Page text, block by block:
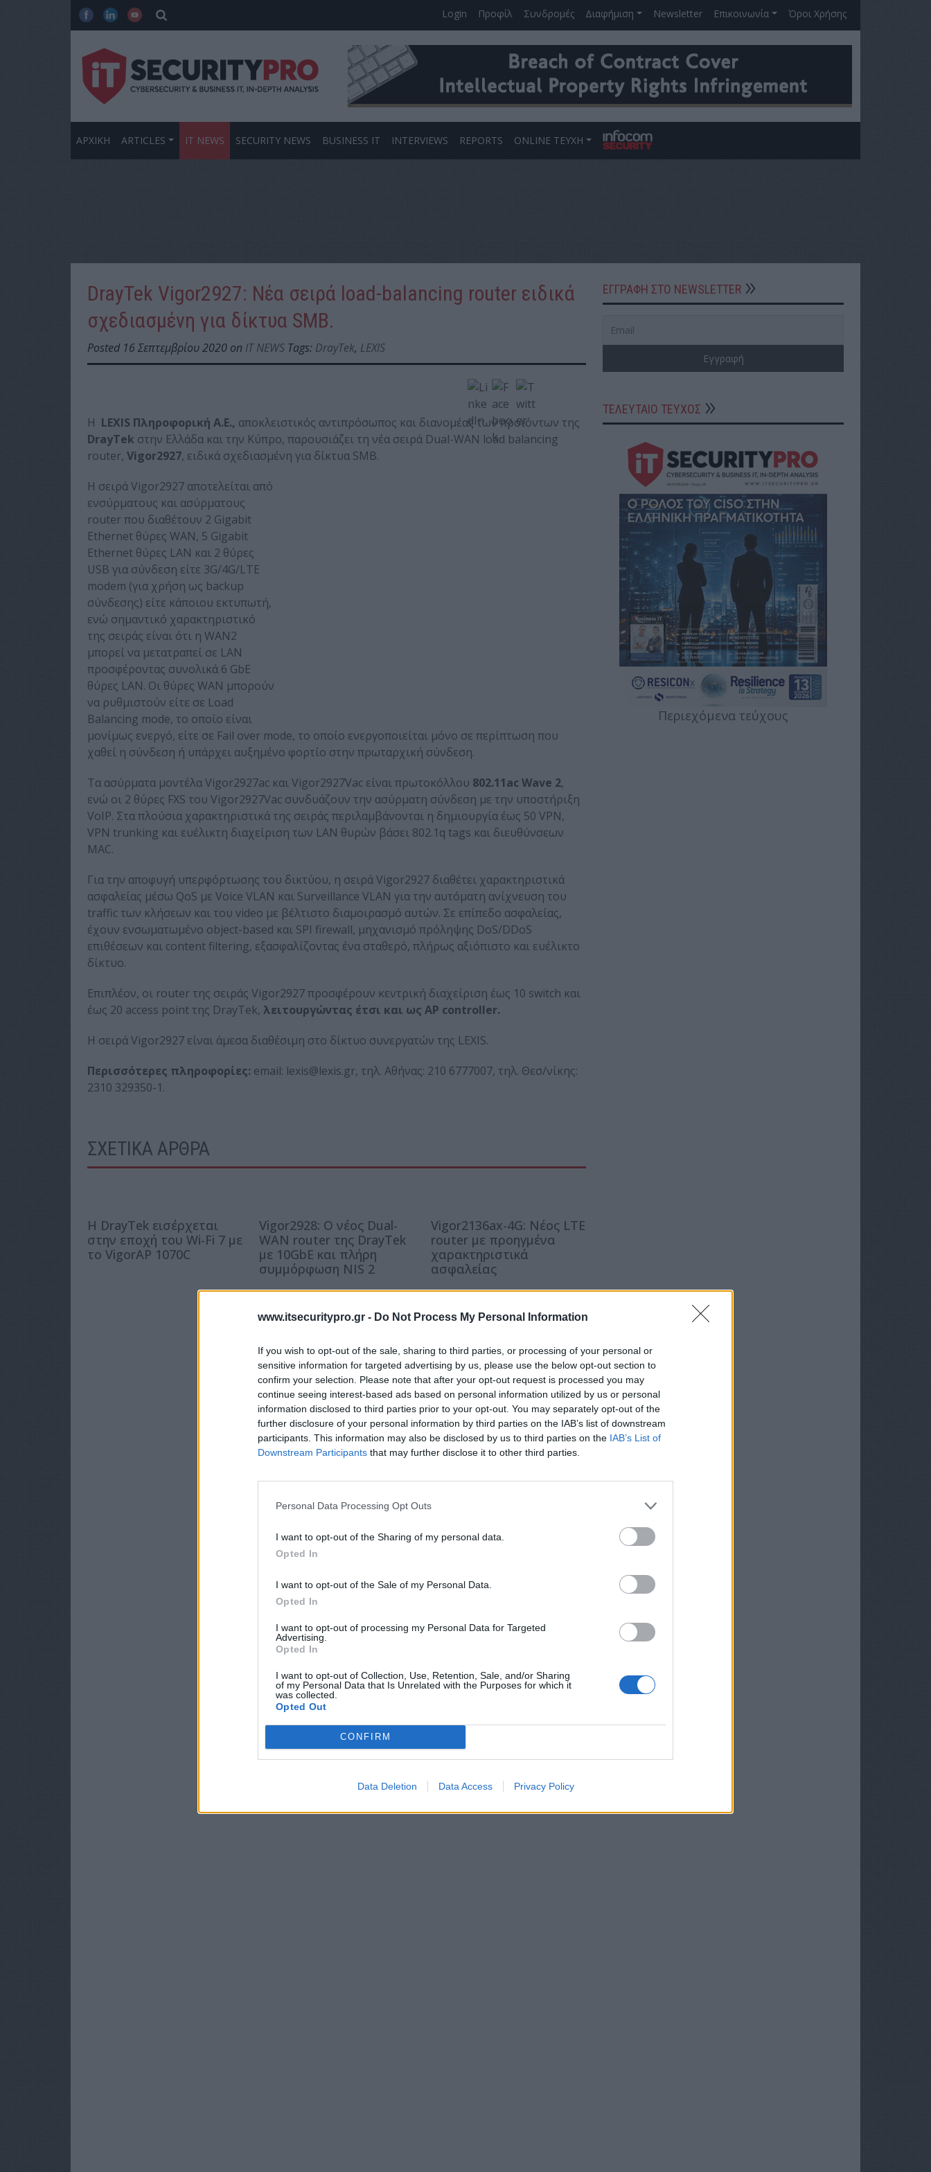
www.itsecuritypro.gr - Do Not Process My Personal Information
If you wish to opt-out of the sale, sharing to third parties, or processing of your personal or
sensitive information for targeted advertising by us, please use the below opt-out section to
confirm your selection. Please note that after your opt-out request is processed you may
continue seeing interest-based ads based on personal information utilized by us or personal
information disclosed to third parties prior to your opt-out. You may separately opt-out of the
further disclosure of your personal information by third parties on the IAB’s list of downstream
participants. This information may also be disclosed by us to third parties on the IAB’s List of
Downstream Participants that may further disclose it to other third parties.
Personal Data Processing Opt Outs
I want to opt-out of the Sharing of my personal data.
Opted In
I want to opt-out of the Sale of my Personal Data.
Opted In
I want to opt-out of processing my Personal Data for Targeted
Advertising.
Opted In
I want to opt-out of Collection, Use, Retention, Sale, and/or Sharing
of my Personal Data that Is Unrelated with the Purposes for which it
was collected.
Opted Out
CONFIRM
Data Deletion Data Access Privacy Policy
Login Προφίλ Συνδρομές Διαφήμιση Newsletter Επικοινωνία Όροι Χρήσης
ΑΡΧΙΚΗ ARTICLES IT NEWS SECURITY NEWS BUSINESS IT INTERVIEWS REPORTS ONLINE ΤΕΥΧΗ
DrayTek Vigor2927: Νέα σειρά load-balancing router ειδικά
σχεδιασμένη για δίκτυα SMB.
Posted 16 Σεπτεμβρίου 2020 on IT NEWS Tags: DrayTek, LEXIS
Η LEXIS Πληροφορική Α.Ε., αποκλειστικός αντιπρόσωπος και διανομέας των προϊόντων της
DrayTek στην Ελλάδα και την Κύπρο, παρουσιάζει τη νέα σειρά Dual-WAN load balancing
router, Vigor2927, ειδικά σχεδιασμένη για δίκτυα SMB.
Η σειρά Vigor2927 αποτελείται από
ενσύρματους και ασύρματους
router που διαθέτουν 2 Gigabit
Ethernet θύρες WAN, 5 Gigabit
Ethernet θύρες LAN και 2 θύρες
USB για σύνδεση είτε 3G/4G/LTE
modem (για χρήση ως backup
σύνδεσης) είτε κάποιου εκτυπωτή,
ενώ σημαντικό χαρακτηριστικό
της σειράς είναι ότι η WAN2
μπορεί να μετατραπεί σε LAN
προσφέροντας συνολικά 6 GbE
θύρες LAN. Οι θύρες WAN μπορούν
να ρυθμιστούν είτε σε Load
Balancing mode, το οποίο είναι
μονίμως ενεργό, είτε σε Fail over mode, το οποίο ενεργοποιείται μόνο σε περίπτωση που
χαθεί η σύνδεση ή υπάρχει αυξημένο φορτίο στην πρωταρχική σύνδεση.
Τα ασύρματα μοντέλα Vigor2927ac και Vigor2927Vac είναι πρωτοκόλλου 802.11ac Wave 2,
ενώ οι 2 θύρες FXS του Vigor2927Vac συνδυάζουν την ασύρματη σύνδεση με την υποστήριξη
VoIP. Στα πλούσια χαρακτηριστικά της σειράς περιλαμβάνονται η δημιουργία έως 50 VPN,
VPN trunking και ευέλικτη διαχείριση των LAN θυρών βάσει 802.1q tags και διευθύνσεων
MAC.
Για την αποφυγή υπερφόρτωσης του δικτύου, η σειρά Vigor2927 διαθέτει χαρακτηριστικά
ασφαλείας μέσω QoS με Voice VLAN και Surveillance VLAN για την αυτόματη ανίχνευση του
traffic των κλήσεων και του video με βέλτιστο διαμοιρασμό αυτών. Σε επίπεδο ασφαλείας,
έχουν ενσωματωμένο object-based και SPI firewall, μηχανισμό πρόληψης DoS/DDoS
επιθέσεων και content filtering, εξασφαλίζοντας ένα σταθερό, πλήρως αξιόπιστο και ευέλικτο
δίκτυο.
Επιπλέον, οι router της σειράς Vigor2927 προσφέρουν κεντρική διαχείριση έως 10 switch και
έως 20 access point της DrayTek, λειτουργώντας έτσι και ως AP controller.
Η σειρά Vigor2927 είναι άμεσα διαθέσιμη στο δίκτυο συνεργατών της LEXIS.
Περισσότερες πληροφορίες: email: lexis@lexis.gr, τηλ. Αθήνας: 210 6777007, τηλ. Θεσ/νίκης:
2310 329350-1.
ΣΧΕΤΙΚΑ ΑΡΘΡΑ
Η DrayTek εισέρχεται
στην εποχή του Wi-Fi 7 με
το VigorAP 1070C
Vigor2928: Ο νέος Dual-
WAN router της DrayTek
με 10GbE και πλήρη
συμμόρφωση NIS 2
Vigor2136ax-4G: Νέος LTE
router με προηγμένα
χαρακτηριστικά
ασφαλείας
ΕΓΓΡΑΦΗ ΣΤΟ NEWSLETTER
ΤΕΛΕΥΤΑΙΟ ΤΕΥΧΟΣ
Περιεχόμενα τεύχους